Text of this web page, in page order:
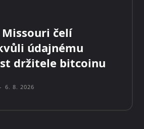
čelí
údajnému
držitele bitcoinu
- 6. 8. 2026